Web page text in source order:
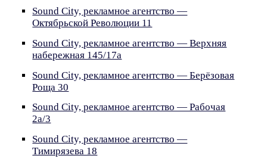
Sound City, рекламное агентство —
Октябрьской Революции 11
Sound City, рекламное агентство — Верхняя
набережная 145/17а
Sound City, рекламное агентство — Берёзовая
Роща 30
Sound City, рекламное агентство — Рабочая
2а/3
Sound City, рекламное агентство —
Тимирязева 18